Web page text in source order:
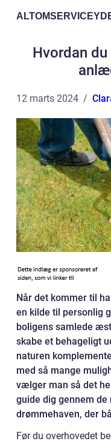
Hvordan
12 marts 2024
Når det kommer til
en kilde til personlig
boligens samlede
skabe et behageligt
naturen
med så mange
vælger man så det
guide dig gennem
drømmehaven, der
Før du overhovedet